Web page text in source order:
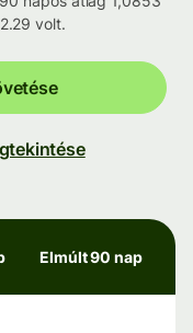
volt.
Elmúlt 90 nap